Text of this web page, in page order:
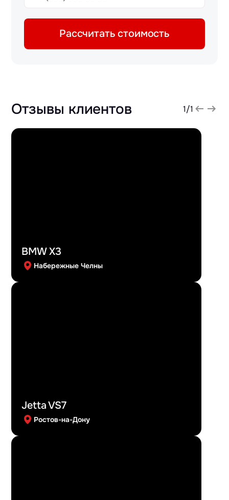
Рассчитать стоимость
Отзывы клиентов 1/1
BMW X3
Набережные Челны
Jetta VS7
Ростов-на-Дону